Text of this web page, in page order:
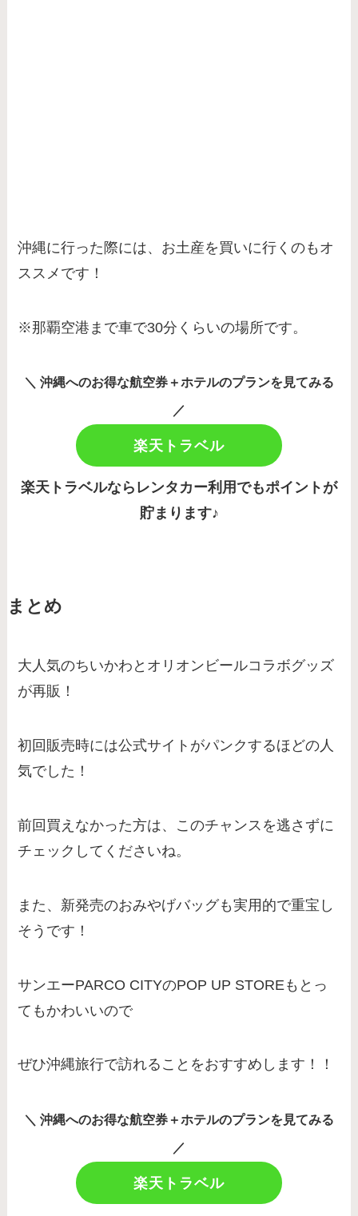
沖縄に行った際には、お土産を買いに行くのもオ
ススメです！
※那覇空港まで車で30分くらいの場所です。
＼ 沖縄へのお得な航空券＋ホテルのプランを見てみる
／
楽天トラベル
楽天トラベルならレンタカー利用でもポイントが
貯まります♪
まとめ
大人気のちいかわとオリオンビールコラボグッズ
が再販！
初回販売時には公式サイトがパンクするほどの人
気でした！
前回買えなかった方は、このチャンスを逃さずに
チェックしてくださいね。
また、新発売のおみやげバッグも実用的で重宝し
そうです！
サンエーPARCO CITYのPOP UP STOREもとっ
てもかわいいので
ぜひ沖縄旅行で訪れることをおすすめします！！
＼ 沖縄へのお得な航空券＋ホテルのプランを見てみる
／
楽天トラベル